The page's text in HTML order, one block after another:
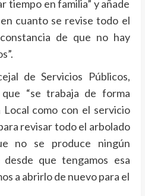
tiempo en familia” y añade
cuanto se revise todo el
de que no hay
de Servicios Públicos,
“se trabaja de forma
como con el servicio
revisar todo el arbolado
no se produce ningún
que tengamos esa
a abrirlo de nuevo para el